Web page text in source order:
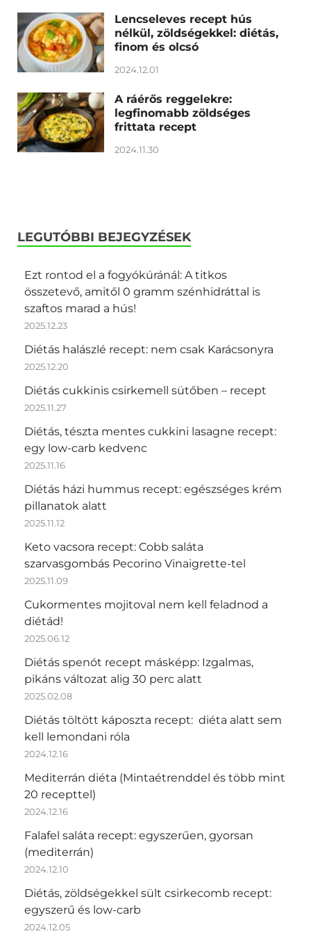
Lencseleves recept hús
nélkül, zöldségekkel: diétás,
finom és olcsó
2024.12.01
A ráérős reggelekre:
legfinomabb zöldséges
frittata recept
2024.11.30
LEGUTÓBBI BEJEGYZÉSEK
Ezt rontod el a fogyókúránál: A titkos
összetevő, amitől 0 gramm szénhidráttal is
szaftos marad a hús!
2025.12.23
Diétás halászlé recept: nem csak Karácsonyra
2025.12.20
Diétás cukkinis csirkemell sütőben – recept
2025.11.27
Diétás, tészta mentes cukkini lasagne recept:
egy low-carb kedvenc
2025.11.16
Diétás házi hummus recept: egészséges krém
pillanatok alatt
2025.11.12
Keto vacsora recept: Cobb saláta
szarvasgombás Pecorino Vinaigrette-tel
2025.11.09
Cukormentes mojitoval nem kell feladnod a
diétád!
2025.06.12
Diétás spenót recept másképp: Izgalmas,
pikáns változat alig 30 perc alatt
2025.02.08
Diétás töltött káposzta recept: diéta alatt sem
kell lemondani róla
2024.12.16
Mediterrán diéta (Mintaétrenddel és több mint
20 recepttel)
2024.12.16
Falafel saláta recept: egyszerűen, gyorsan
(mediterrán)
2024.12.10
Diétás, zöldségekkel sült csirkecomb recept:
egyszerű és low-carb
2024.12.05